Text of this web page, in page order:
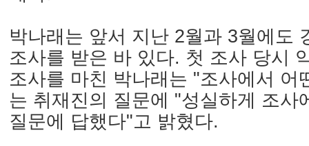
박나래는 앞서 지난 2월과 3월에도
조사를 받은 바 있다. 첫 조사 당시
조사를 마친 박나래는 "조사에서 어
는 취재진의 질문에 "성실하게 조사
질문에 답했다"고 밝혔다.